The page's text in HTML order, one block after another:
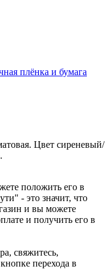
плёнка и бумага
Цвет сиреневый/
положить его в
- это значит, что
и вы можете
и получить его в
свяжитесь,
перехода в